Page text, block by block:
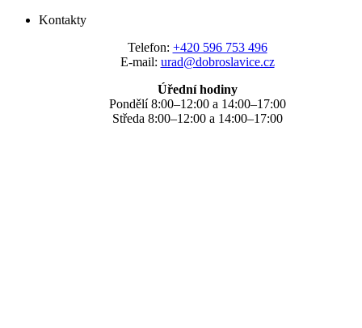
Kontakty
Telefon: +420 596 753 496
E-mail: urad@dobroslavice.cz
Úřední hodiny
Pondělí 8:00–12:00 a 14:00–17:00
Středa 8:00–12:00 a 14:00–17:00